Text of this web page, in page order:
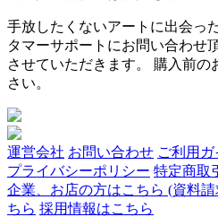
手放したくないアートに出会っ
タマーサポートにお問い合わせ
させていただきます。 購入前
さい。
運営会社 お問い合わせ ご利用ガ
プライバシーポリシー 特定商取
企業、お店の方はこちら (資料請
ちら 採用情報はこちら